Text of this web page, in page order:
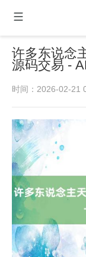
许多东说念
源码交易 -
时间：2026-02-21